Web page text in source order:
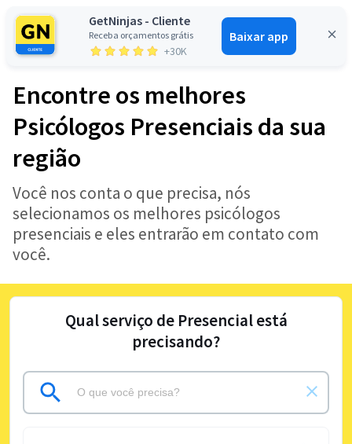
GetNinjas - Cliente
Receba orçamentos grátis
+30K
Baixar app
Entrar
Encontre os melhores
Psicólogos Presenciais da sua
região
Você nos conta o que precisa, nós
selecionamos os melhores psicólogos
presenciais e eles entrarão em contato com
você.
Qual serviço de Presencial está
precisando?